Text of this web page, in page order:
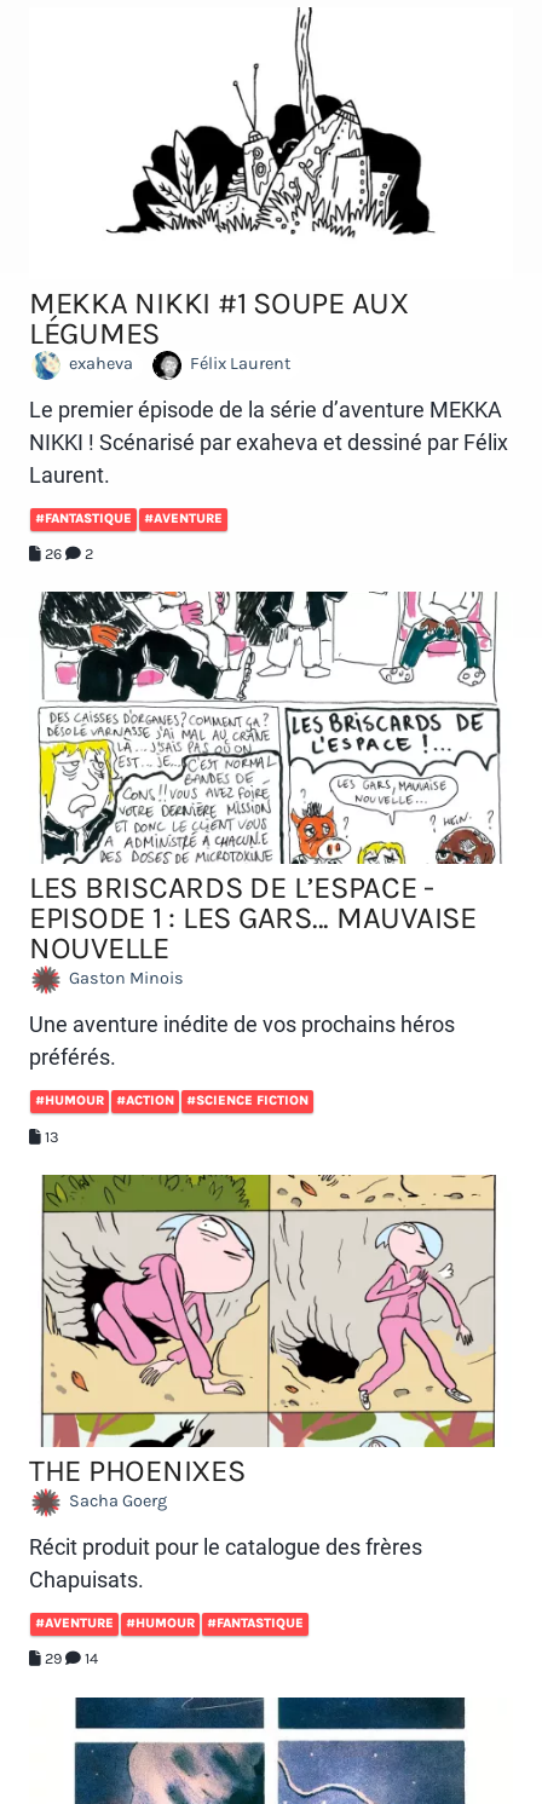
MEKKA NIKKI #1 SOUPE AUX
LÉGUMES
exaheva Félix Laurent
Le premier épisode de la série d’aventure MEKKA
NIKKI ! Scénarisé par exaheva et dessiné par Félix
Laurent.
#FANTASTIQUE #AVENTURE
26 2
LES BRISCARDS DE L’ESPACE -
EPISODE 1 : LES GARS... MAUVAISE
NOUVELLE
Gaston Minois
Une aventure inédite de vos prochains héros
préférés.
#HUMOUR #ACTION #SCIENCE FICTION
13
THE PHOENIXES
Sacha Goerg
Récit produit pour le catalogue des frères
Chapuisats.
#AVENTURE #HUMOUR #FANTASTIQUE
29 14